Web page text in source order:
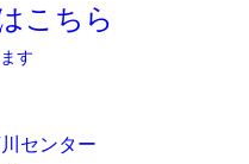
こちら
す
センター